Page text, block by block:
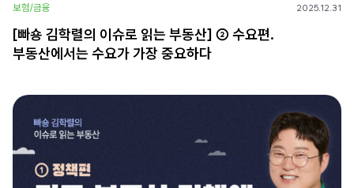
보험/금융 2025.12.31
[빠숑 김학렬의 이슈로 읽는 부동산] ② 수요편.
부동산에서는 수요가 가장 중요하다